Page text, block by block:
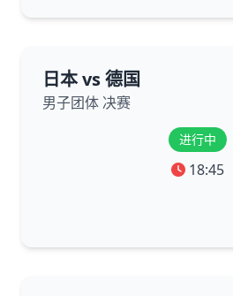
日本 vs 德国
男子团体 决赛
进行中
18:45